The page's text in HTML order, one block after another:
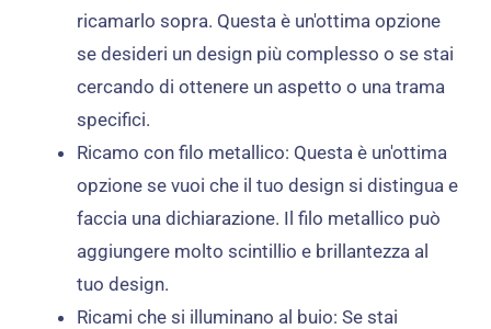
ricamarlo sopra. Questa è un'ottima opzione
se desideri un design più complesso o se stai
cercando di ottenere un aspetto o una trama
specifici.
Ricamo con filo metallico: Questa è un'ottima
opzione se vuoi che il tuo design si distingua e
faccia una dichiarazione. Il filo metallico può
aggiungere molto scintillio e brillantezza al
tuo design.
Ricami che si illuminano al buio: Se stai